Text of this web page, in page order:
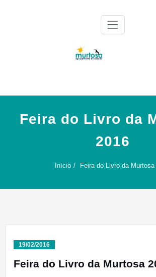
Feira do Livro da
2016
Início Feira do Livro da Murtosa
19/02/2016
Feira do Livro da Murtosa